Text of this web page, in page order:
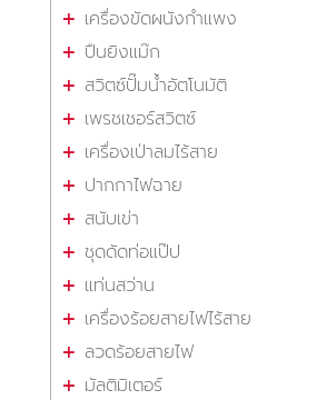
เครื่องขัดผนังกำแพง
ปืนยิงแม๊ก
สวิตซ์ปั๊มน้ำอัตโนมัติ
เพรชเชอร์สวิตซ์
เครื่องเป่าลมไร้สาย
ปากกาไฟฉาย
สนับเข่า
ชุดดัดท่อแป๊ป
แท่นสว่าน
เครื่องร้อยสายไฟไร้สาย
ลวดร้อยสายไฟ
มัลติมิเตอร์